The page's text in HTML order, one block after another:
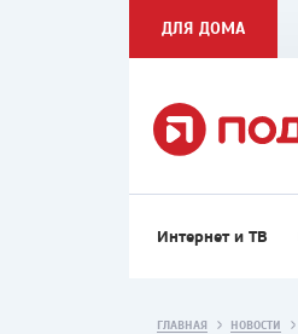
ДЛЯ ДОМА
Интернет и ТВ
ГЛАВНАЯ НОВОСТИ